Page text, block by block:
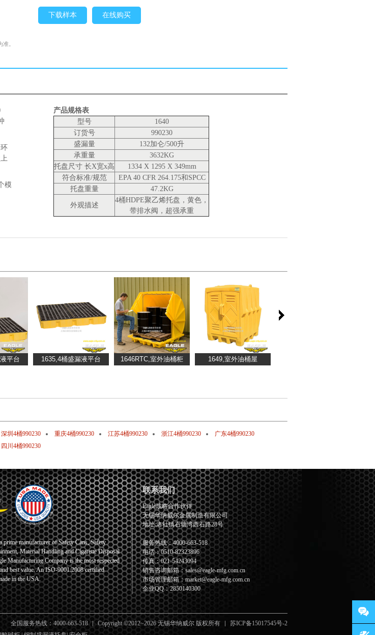
。
下载样本 在线购买
模
产品规格表
型号
1640
订货号
990230
盛漏量
132加仑/500升
承重量
3632KG
托盘尺寸 长X宽x高
1334 X 1295 X 349mm
符合标准/规范
EPA 40 CFR 264.175和SPCC
托盘重量
47.2KG
外观描述
4桶HDPE聚乙烯托盘，黄色，
带排水阀，超强承重
深圳4桶990230 重庆4桶990230 江苏4桶990230 浙江4桶990230
广东4桶990230
四川4桶990230
prime manufacturer of Safety Cans, Safety
Material Handling and Cigarette Disposal
Manufacturing Company is the most respected
best value. An ISO-9001:2008 certified
in the USA.
联系我们
Eagle战略合作伙伴
无锡华纳威尔金属制造有限公司
地址:洛社镇石塘湾西石路28号
服务热线：4000-663-518
电话：0510-82323896
传真：021-54243094
销售咨询邮箱：sales@eagle-mfg.com.cn
市场管理邮箱：market@eagle-mfg.com.cn
企业QQ：2850140300
全国服务热线：4000-663-518 Copyright ©2012~2026 无锡华纳威尔 版权所有
苏ICP备15017545号-2